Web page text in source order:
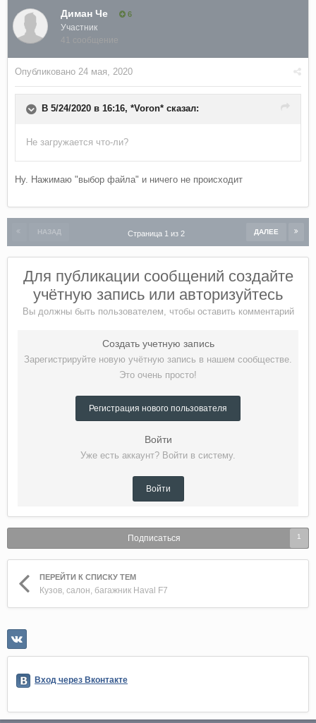
Диман Че 6
Участник
41 сообщение
Опубликовано 24 мая, 2020
В 5/24/2020 в 16:16, *Voron* сказал:
Не загружается что-ли?
Ну. Нажимаю "выбор файла" и ничего не происходит
НАЗАД ДАЛЕЕ
Страница 1 из 2
Для публикации сообщений создайте
учётную запись или авторизуйтесь
Вы должны быть пользователем, чтобы оставить комментарий
Создать учетную запись
Зарегистрируйте новую учётную запись в нашем сообществе.
Это очень просто!
Регистрация нового пользователя
Войти
Уже есть аккаунт? Войти в систему.
Войти
Подписаться 1
ПЕРЕЙТИ К СПИСКУ ТЕМ
Кузов, салон, багажник Haval F7
Вход через Вконтакте